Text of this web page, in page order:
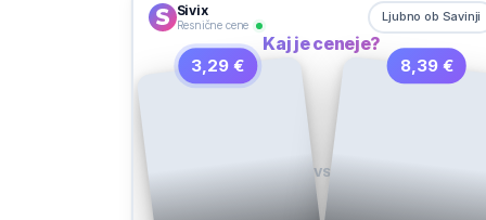
Sivix
Resnične cene
Ljubno ob Savinji
Kaj je ceneje?
3,29 €
VS
8,39 €